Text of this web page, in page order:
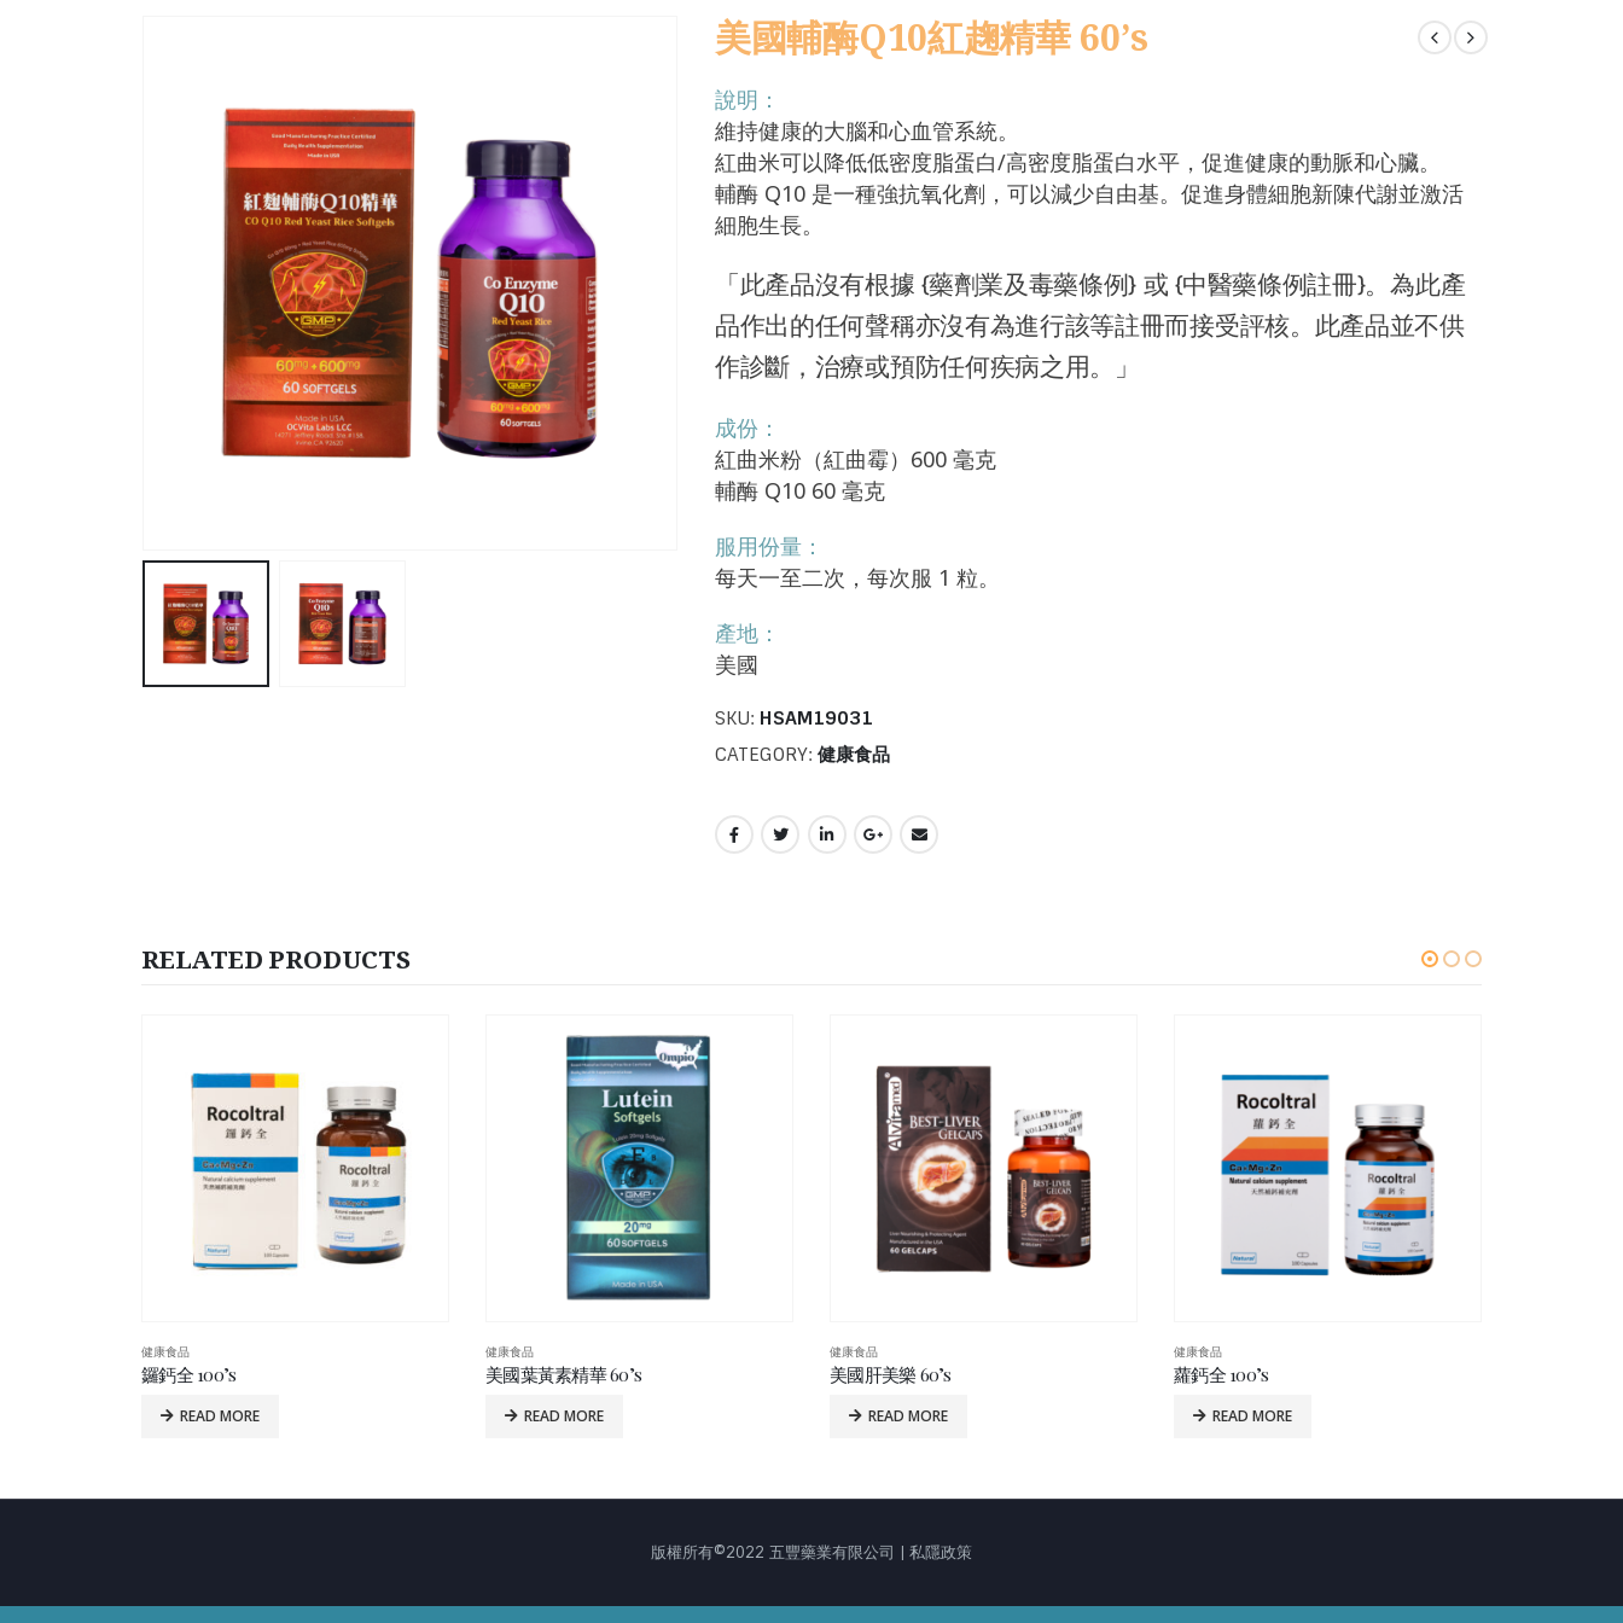
美國輔酶Q10紅趜精華 60’s
說明：
維持健康的大腦和心血管系統。
紅曲米可以降低低密度脂蛋白/高密度脂蛋白水平，促進健康的動脈和心臟。
輔酶 Q10 是一種強抗氧化劑，可以減少自由基。促進身體細胞新陳代謝並激活
細胞生長。
「此產品沒有根據 {藥劑業及毒藥條例} 或 {中醫藥條例註冊}。為此產
品作出的任何聲稱亦沒有為進行該等註冊而接受評核。此產品並不供
作診斷，治療或預防任何疾病之用。」
成份：
紅曲米粉（紅曲霉）600 毫克
輔酶 Q10 60 毫克
服用份量：
每天一至二次，每次服 1 粒。
產地：
美國
SKU: HSAM19031
CATEGORY: 健康食品
RELATED PRODUCTS
健康食品
美國葉黃素精華 60’s
READ MORE
健康食品
美國肝美樂 60’s
READ MORE
健康食品
蘿鈣全 100’s
READ MORE
健康食品
READ MORE
版權所有©2022 五豐藥業有限公司 | 私隱政策